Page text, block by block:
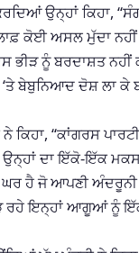
ਉਨ੍ਹਾਂ
ਕੋਈ ਅਸਲ ਮੁੱਦਾ
ਭੀੜ ਨੂੰ ਬਰਦਾਸ਼ਤ
ਬੇਬੁਨਿਆਦ ਦੋਸ਼ ਲਾ
ਕਿਹਾ, “ਕਾਂਗਰਸ
ਦਾ ਇੱਕੋ-ਇੱਕ
ਹੈ ਜੋ ਆਪਣੀ
ਇਨ੍ਹਾਂ ਆਗੂਆਂ ਨੂੰ